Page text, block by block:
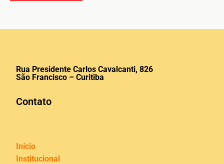
Rua Presidente Carlos Cavalcanti, 826
São Francisco – Curitiba
Contato
Início
Institucional